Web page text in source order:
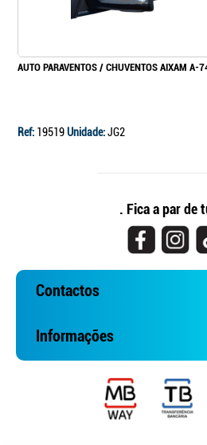
AUTO PARAVENTOS / CHUVENTOS AIXAM A-
Ref: 19519Unidade:JG2
. Fica a par de
Contactos
Informações